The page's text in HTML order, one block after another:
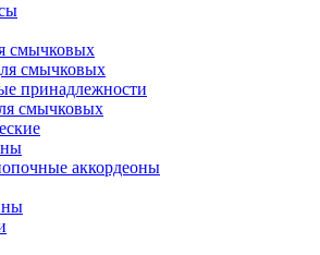
смычковых
смычковых
принадлежности
смычковых
аккордеоны